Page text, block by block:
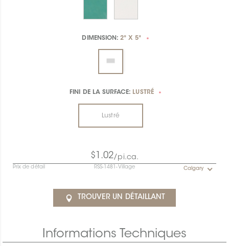
DIMENSION:2" X 5" *
FINI DE LA SURFACE: LUSTRÉ *
Lustré
$1.02/pi.ca.
Prix de détail RSS-1481-Village Calgary
TROUVER UN DÉTAILLANT
Informations Techniques